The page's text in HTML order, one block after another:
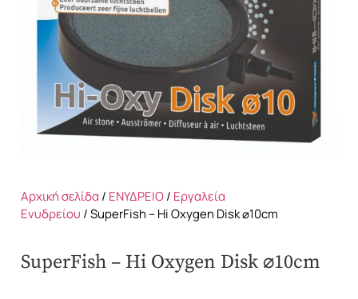
Αρχική σελίδα / ΕΝΥΔΡΕΙΟ/ Εργαλεία
Ενυδρείου / SuperFish – Hi Oxygen Disk ⌀10cm
SuperFish – Hi Oxygen Disk ⌀10cm